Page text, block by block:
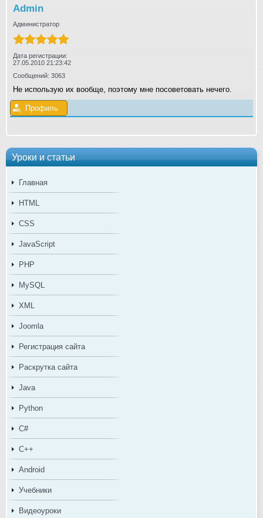
Уроки и статьи
Главная
HTML
CSS
JavaScript
PHP
MySQL
XML
Joomla
Регистрация сайта
Раскрутка сайта
Java
Python
C#
C++
Android
Учебники
Видеоуроки
Admin
Администратор
Дата регистрации:
27.05.2010 21:23:42
Сообщений: 3063
Не использую их вообще, поэтому мне посоветовать нечего.
Профиль